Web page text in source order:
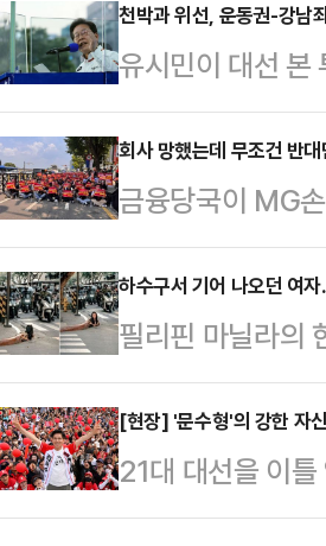
붙고 있다.민주당
지지 선언을 한
일 회신을 통해 "
가짜 지지 선언을
전 개성공단지원
후보 지지는 사…
천박과 위선, 운동권-강남
유시민이 대선 본
진영 책사가 ‘제
을 가지고 비하하
준을 그대로 까
정치생명이 되었
대한민국이 성숙
고 그가 아부한
는 바람에 …
회사 망했는데 무조건 반
금융당국이 MG
있다. 그런 와중
장을 꺼내들었다
로 4년간 경영개
지난 2022년 4월
각 작업을 꾸준히
은 재무건전성으
다.그후 지난해
하수구서 기어 나오던 여
필리핀 마닐라의
긴 노숙자가 정부
이츠타임스 등에
길가의 하수구에
저분한 블라우스
[현장] '문수형'의 강한 자
21대 대선을 이
선 후보의 열정을